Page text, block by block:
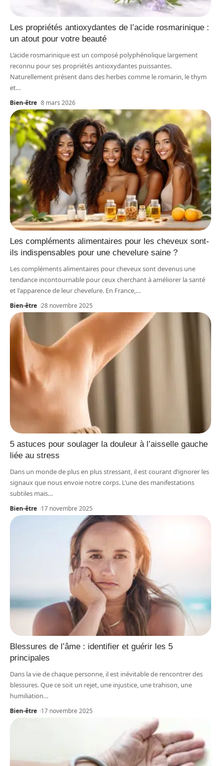
Les propriétés antioxydantes de l’acide rosmarinique :
un atout pour votre beauté
L’acide rosmarinique est un composé polyphénolique largement
reconnu pour ses propriétés antioxydantes puissantes.
Naturellement présent dans des herbes comme le romarin, le thym
et…
Bien-être 8 mars 2026
Les compléments alimentaires pour les cheveux sont-
ils indispensables pour une chevelure saine ?
Les compléments alimentaires pour cheveux sont devenus une
tendance incontournable pour ceux cherchant à améliorer la santé
et l'apparence de leur chevelure. En France,…
Bien-être 28 novembre 2025
5 astuces pour soulager la douleur à l’aisselle gauche
liée au stress
Dans un monde de plus en plus stressant, il est courant d’ignorer les
signaux que nous envoie notre corps. L’une des manifestations
subtiles mais…
Bien-être 17 novembre 2025
Blessures de l’âme : identifier et guérir les 5
principales
Dans la vie de chaque personne, il est inévitable de rencontrer des
blessures. Que ce soit un rejet, une injustice, une trahison, une
humiliation…
Bien-être 17 novembre 2025